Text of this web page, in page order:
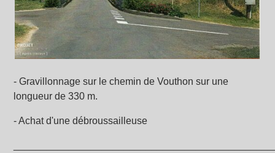
- Gravillonnage sur le chemin de Vouthon sur une
longueur de 330 m.
- Achat d'une débroussailleuse